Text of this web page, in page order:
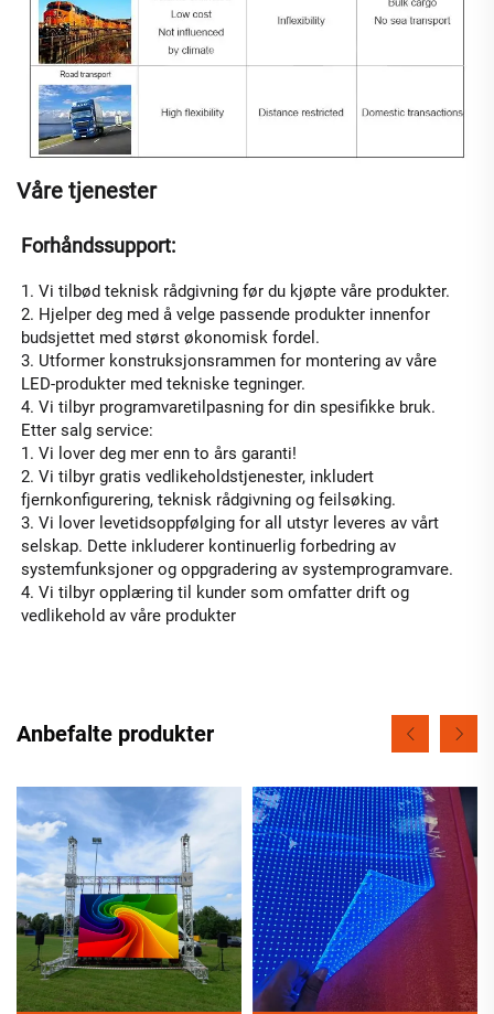
Våre tjenester
Forhåndssupport:
1. Vi tilbød teknisk rådgivning før du kjøpte våre produkter.
2. Hjelper deg med å velge passende produkter innenfor
budsjettet med størst økonomisk fordel.
3. Utformer konstruksjonsrammen for montering av våre
LED-produkter med tekniske tegninger.
4. Vi tilbyr programvaretilpasning for din spesifikke bruk.
Etter salg service:
1. Vi lover deg mer enn to års garanti!
2. Vi tilbyr gratis vedlikeholdstjenester, inkludert
fjernkonfigurering, teknisk rådgivning og feilsøking.
3. Vi lover levetidsoppfølging for all utstyr leveres av vårt
selskap. Dette inkluderer kontinuerlig forbedring av
systemfunksjoner og oppgradering av systemprogramvare.
4. Vi tilbyr opplæring til kunder som omfatter drift og
vedlikehold av våre produkter
Anbefalte produkter